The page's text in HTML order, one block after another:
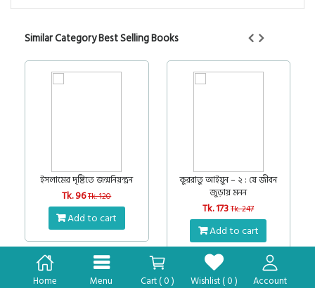
Similar Category Best Selling Books
ইসলামের দৃষ্টিতে জন্মনিয়ন্ত্রন
Tk. 96Tk. 120
Add to cart
কুররাতু আইয়ুন – ২ : যে জীবন
জুড়ায় মনন
Tk. 173Tk. 247
Add to cart
Home Menu Cart (0) Wishlist (0) Account